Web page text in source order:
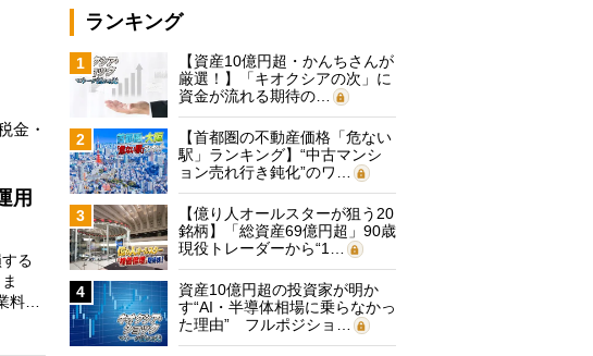
金・
用
る
、
ランキング
1
【資産10億円超・かんちさんが
厳選！】「キオクシアの次」に
資金が流れる期待の…
2
【首都圏の不動産価格「危ない
駅」ランキング】“中古マンシ
ョン売れ行き鈍化”のワ…
3
【億り人オールスターが狙う20
銘柄】「総資産69億円超」90歳
現役トレーダーから“1…
4
資産10億円超の投資家が明か
す“AI・半導体相場に乗らなかっ
た理由” フルポジショ…